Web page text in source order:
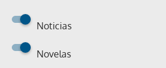
Noticias
Novelas